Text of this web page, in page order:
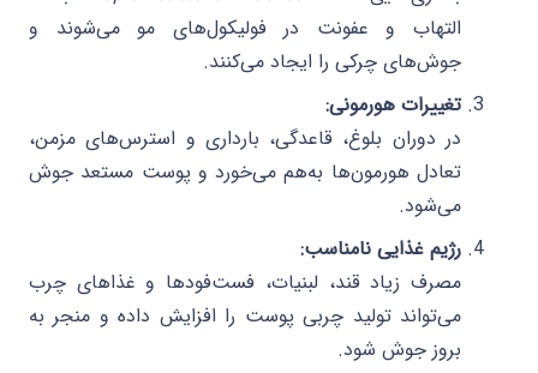
التهاب و عفونت در فولیکول‌های مو می‌شوند و
جوش‌های چرکی را ایجاد می‌کنند.
تغییرات هورمونی:
در دوران بلوغ، قاعدگی، بارداری و استرس‌های مزمن،
تعادل هورمون‌ها به‌هم می‌خورد و پوست مستعد جوش
می‌شود.
رژیم غذایی نامناسب:
مصرف زیاد قند، لبنیات، فست‌فودها و غذاهای چرب
می‌تواند تولید چربی پوست را افزایش داده و منجر به
بروز جوش شود.